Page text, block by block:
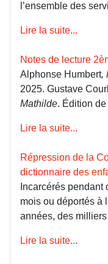
l’ensemble des
Lire la suite...
Notes de lecture
Alphonse Humbert,
2025. Gustave
Mathilde. Édition de
Lire la suite...
Répression de la
dictionnaire des
Incarcérés
mois ou déportés à
années, des
Lire la suite...